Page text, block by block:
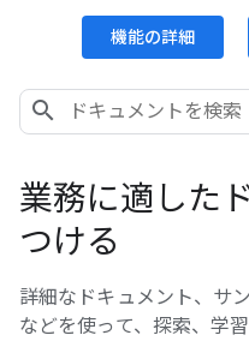
機能の詳細
業務に適した
つける
詳細なドキュメント、サ
などを使って、探索、学